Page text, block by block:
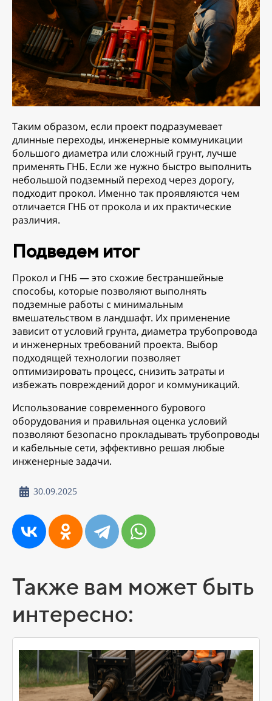
Таким образом, если проект подразумевает
длинные переходы, инженерные коммуникации
большого диаметра или сложный грунт, лучше
применять ГНБ. Если же нужно быстро выполнить
небольшой подземный переход через дорогу,
подходит прокол. Именно так проявляются чем
отличается ГНБ от прокола и их практические
различия.
Подведем итог
Прокол и ГНБ — это схожие бестраншейные
способы, которые позволяют выполнять
подземные работы с минимальным
вмешательством в ландшафт. Их применение
зависит от условий грунта, диаметра трубопровода
и инженерных требований проекта. Выбор
подходящей технологии позволяет
оптимизировать процесс, снизить затраты и
избежать повреждений дорог и коммуникаций.
Использование современного бурового
оборудования и правильная оценка условий
позволяют безопасно прокладывать трубопроводы
и кабельные сети, эффективно решая любые
инженерные задачи.
30.09.2025
Также вам может быть
интересно: